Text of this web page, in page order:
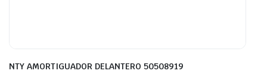
NTY AMORTIGUADOR DELANTERO 50508919